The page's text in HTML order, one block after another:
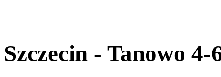
Szczecin - Tanowo 4-